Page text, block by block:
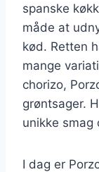
spanske
måde at
kød. Retten
mange
chorizo,
grøntsager.
unikke smag
I dag er